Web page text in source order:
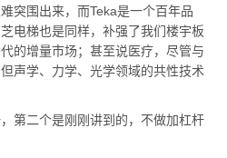
突围出来，而Teka是一个百年品
电梯也是同样，补强了我们楼宇板
的增量市场；甚至说医疗，尽管与
声学、力学、光学领域的共性技术
二个是刚刚讲到的，不做加杠杆